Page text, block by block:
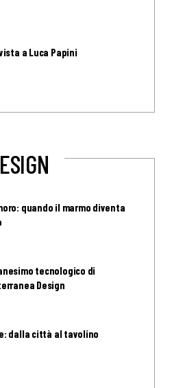
a Luca Papini
quando il marmo diventa
tecnologico di
Design
dalla città al tavolino